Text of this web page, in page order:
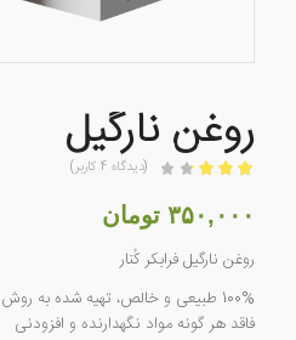
روغن نارگیل
3.25
از 5
4
امتیازدهی
مشتری
(دیدگاه 4 کاربر)
۳۵۰,۰۰۰ تومان
روغن نارگیل فرابکر کُنار
100% طبیعی و خالص، تهیه شده به روش پرس سرد
فاقد هر گونه مواد نگهدارنده و افزودنی